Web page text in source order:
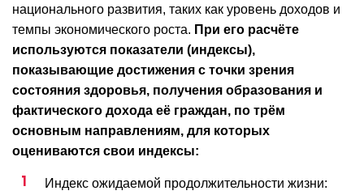
национального развития, таких как уровень доходов и
темпы экономического роста. При его расчёте
используются показатели (индексы),
показывающие достижения с точки зрения
состояния здоровья, получения образования и
фактического дохода её граждан, по трём
основным направлениям, для которых
оцениваются свои индексы:
Индекс ожидаемой продолжительности жизни: